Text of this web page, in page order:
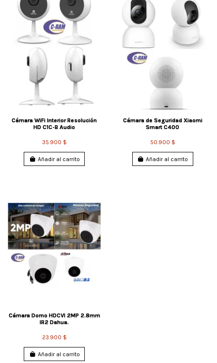
Cámara WiFi Interior Resolución
HD C1C-B Audio
35.900 $
Añadir al carrito
Cámara de Seguridad Xiaomi
Smart C400
50.900 $
Añadir al carrito
Cámara Domo HDCVI 2MP 2.8mm
IR2 Dahua.
23.900 $
Añadir al carrito